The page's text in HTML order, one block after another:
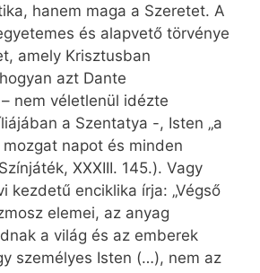
hanem maga a Szeretet. A
és alapvető törvénye
amely Krisztusban
azt Dante
nem véletlenül idézte
a Szentatya -, Isten „a
napot és minden
XXXIII. 145.). Vagy
kezdetű enciklika írja: „Végső
elemei, az anyag
a világ és az emberek
személyes Isten (…), nem az